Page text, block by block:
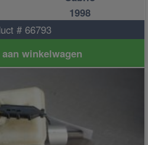
1998
# 66793
winkelwagen